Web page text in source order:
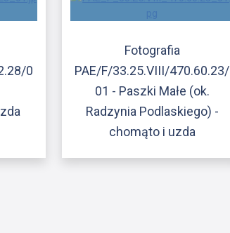
0
Fotografia
PAE/F/33.25.VIII/470.60.23/
01 - Paszki Małe (ok.
Radzynia Podlaskiego) -
chomąto i uzda